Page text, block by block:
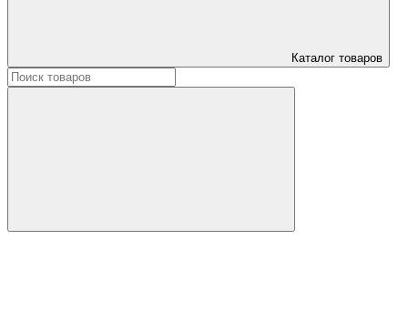
Каталог товаров
Искать: